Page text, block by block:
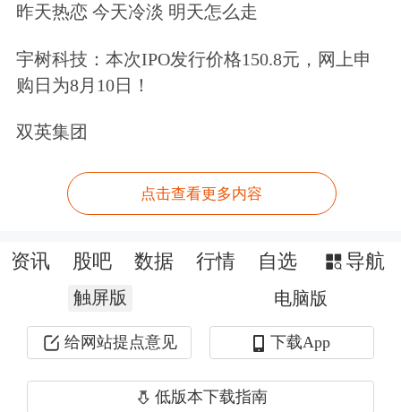
昨天热恋 今天冷淡 明天怎么走
宇树科技：本次IPO发行价格150.8元，网上申
购日为8月10日！
双英集团
点击查看更多内容
资讯 股吧 数据 行情 自选 导航
触屏版 电脑版
给网站提点意见 下载App
低版本下载指南